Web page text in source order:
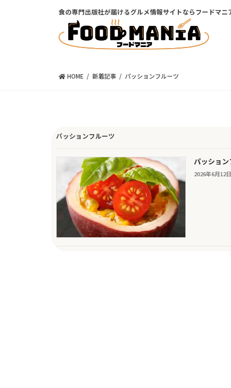
食の専門出版社が届けるグルメ情報サイトならフードマニ
HOME 新着記事 パッションフルーツ
パッションフルーツ
パッショ
2026年6月12日